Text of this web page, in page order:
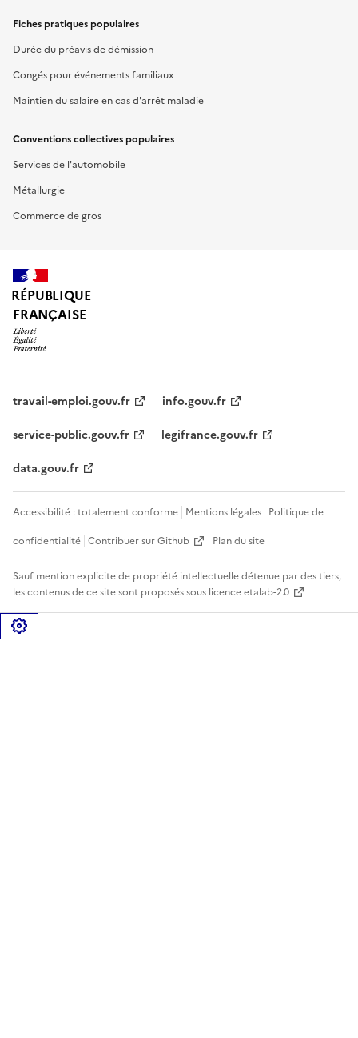
Fiches pratiques populaires
Durée du préavis de démission
Congés pour événements familiaux
Maintien du salaire en cas d'arrêt maladie
Conventions collectives populaires
Services de l'automobile
Métallurgie
Commerce de gros
RÉPUBLIQUE
FRANÇAISE
travail-emploi.gouv.fr
info.gouv.fr
service-public.gouv.fr
legifrance.gouv.fr
data.gouv.fr
Accessibilité : totalement conforme Mentions légales Politique de
confidentialité Contribuer sur Github Plan du site
Sauf mention explicite de propriété intellectuelle détenue par des tiers,
les contenus de ce site sont proposés sous licence etalab-2.0
Gérer les cookies